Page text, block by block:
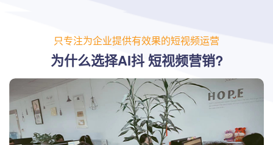
只专注为企业提供有效果的短视频运营
为什么选择AI抖 短视频营销?